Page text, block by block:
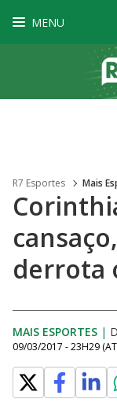
MENU
R7 Esportes Mais
derrota
MAIS ESPORTES |
09/03/2017 - 23H29